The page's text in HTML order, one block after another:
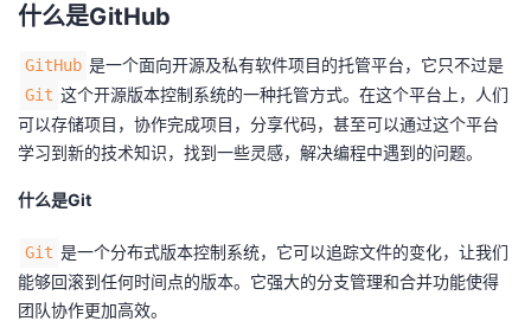
子
直
播
的
活
动
我
的
关
我
的
开
发
者
我
的
Programs
我
的
支
什么是GitHub
GitHub 是一个面向开源及私有软件项目的托管平台，它只不过是
Git 这个开源版本控制系统的一种托管方式。在这个平台上，人们
可以存储项目，协作完成项目，分享代码，甚至可以通过这个平台
学习到新的技术知识，找到一些灵感，解决编程中遇到的问题。
什么是Git
Git 是一个分布式版本控制系统，它可以追踪文件的变化，让我们
能够回滚到任何时间点的版本。它强大的分支管理和合并功能使得
团队协作更加高效。